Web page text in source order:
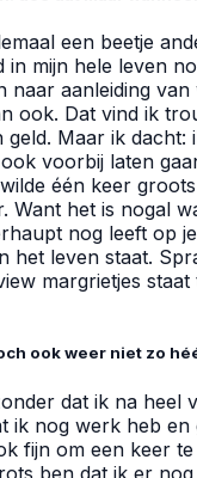
een beetje
in mijn hele leven
naar aanleiding van
ook. Dat vind ik
geld. Maar ik dacht:
voorbij laten
één keer
Want het is nogal
nog leeft op
het leven staat.
margrietjes
ook weer niet zo
dat ik na heel
ik nog werk heb en
fijn om een keer
ben dat ik er